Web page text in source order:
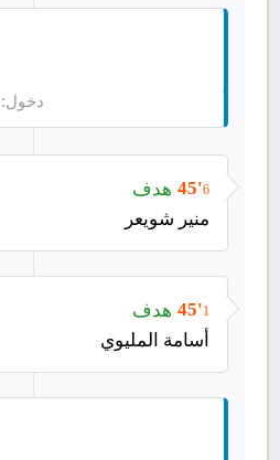
دخول:
45'6
هدف
منير شويعر
45'1
هدف
أسامة المليوي